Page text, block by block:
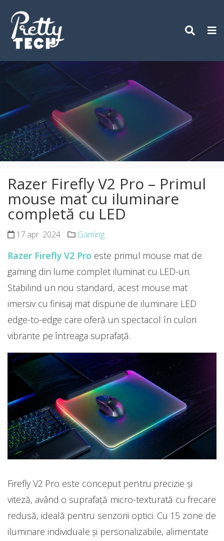
content
Razer Firefly V2 Pro – Primul
mouse mat cu iluminare
completă cu LED
17 apr. 2024 Gaming
Razer Firefly V2 Pro este primul mouse mat de
gaming din lume complet iluminat cu LED-uri.
Stabilind un nou standard, acest mouse mat
imersiv cu finisaj mat dispune de iluminare LED
edge-to-edge care oferă un spectacol în culori
vibrante pe întreaga suprafață.
Firefly V2 Pro este conceput pentru precizie și
viteză, având o suprafață micro-texturată cu frecare
redusă, ideală pentru senzorii optici. Cu 15 zone de
iluminare individuale și personalizabile, alimentate